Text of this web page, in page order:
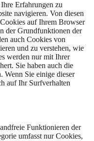
Erfahrungen zu
navigieren. Von diesen
auf Ihrem Browser
der Grundfunktionen der
auch Cookies von
und zu verstehen, wie
werden nur mit Ihrer
Sie haben auch die
Wenn Sie einige dieser
auf Ihr Surfverhalten
Funktionieren der
umfasst nur Cookies,